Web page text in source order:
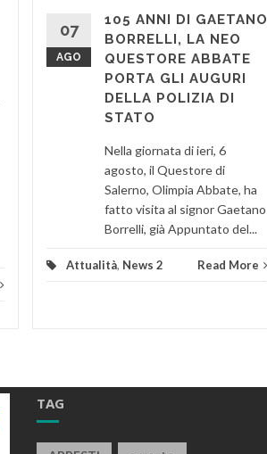
07
AGO
105 ANNI DI GAETANO
BORRELLI, LA NEO
QUESTORE ABBATE
PORTA GLI AUGURI
DELLA POLIZIA DI
STATO
Nella giornata di ieri, 6
agosto, il Questore di
Salerno, Olimpia Abbate, ha
fatto visita al signor Gaetano
Borrelli, già Appuntato del...
Attualità, News 2 Read More
TAG